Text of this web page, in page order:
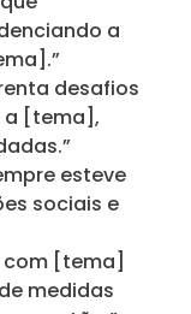
a
desafios
a [tema],
esteve
sociais e
com [tema]
medidas